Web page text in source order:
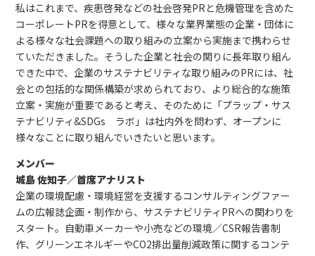
私はこれまで、疾患啓発などの社会啓発PRと危機管理を含めた
コーポレートPRを得意として、様々な業界業態の企業・団体に
よる様々な社会課題への取り組みの立案から実施まで携わらせ
ていただきました。そうした企業と社会の関りに長年取り組ん
できた中で、企業のサステナビリティな取り組みのPRには、社
会との包括的な関係構築が求められており、より総合的な施策
立案・実施が重要であると考え、そのために「プラップ・サス
テナビリティ&SDGs ラボ」は社内外を問わず、オープンに
様々なことに取り組んでいきたいと思います。
メンバー
城島 佐知子／首席アナリスト
企業の環境配慮・環境経営を支援するコンサルティングファー
ムの広報誌企画・制作から、サステナビリティPRへの関わりを
スタート。自動車メーカーや小売などの環境／CSR報告書制
作、グリーンエネルギーやCO2排出量削減政策に関するコンテ